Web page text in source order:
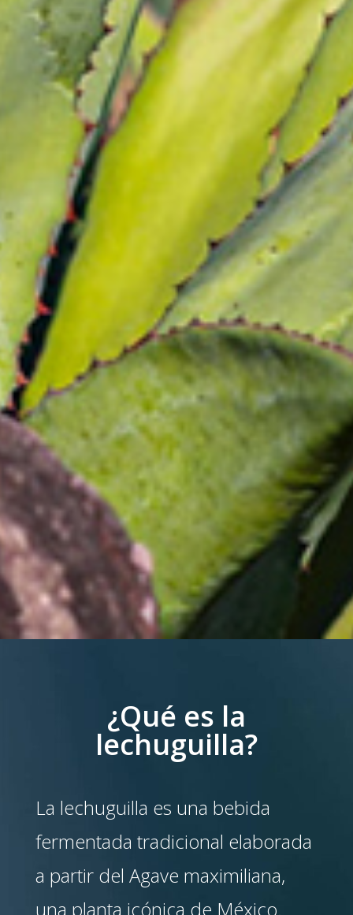
¿Qué es la
lechuguilla?
La lechuguilla es una bebida
fermentada tradicional elaborada
a partir del Agave maximiliana,
una planta icónica de México.